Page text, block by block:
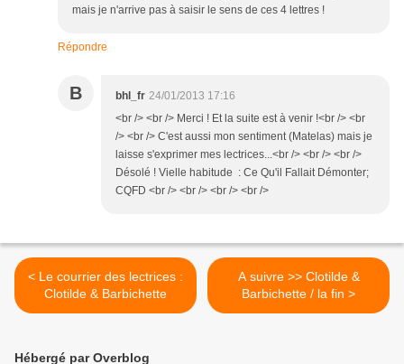
mais je n'arrive pas à saisir le sens de ces 4 lettres !
Répondre
B bhl_fr 24/01/2013 17:16
<br /> <br /> Merci ! Et la suite est à venir !<br /> <br
/> <br /> C'est aussi mon sentiment (Matelas) mais je
laisse s'exprimer mes lectrices...<br /> <br /> <br />
Désolé ! Vielle habitude : Ce Qu'il Fallait Démonter;
CQFD <br /> <br /> <br /> <br />
< Le courrier des lectrices :
Clotilde & Barbichette
A suivre >> Clotilde &
Barbichette / la fin >
Hébergé par Overblog